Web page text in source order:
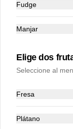
Zonas de cobertura
Términos y
Política de privacidad
Fudge
Manjar
Elige dos
Seleccione al
Fresa
Plátano